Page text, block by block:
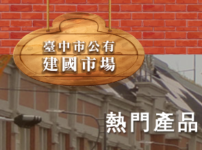
跳到主要內容
熱門產品